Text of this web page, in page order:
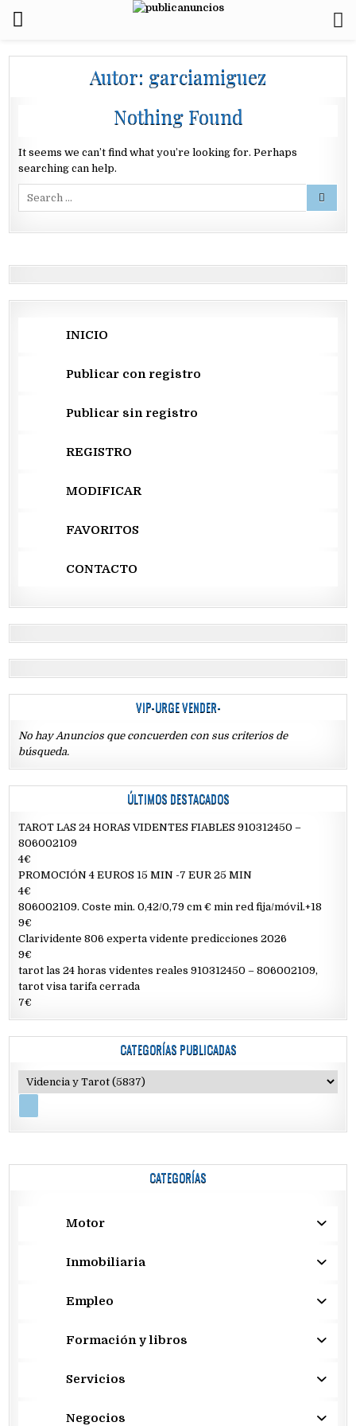
Autor: garciamiguez
Nothing Found
It seems we can’t find what you’re looking for. Perhaps
searching can help.
INICIO
Publicar con registro
Publicar sin registro
REGISTRO
MODIFICAR
FAVORITOS
CONTACTO
VIP-URGE VENDER-
No hay Anuncios que concuerden con sus criterios de
búsqueda.
ÚLTIMOS DESTACADOS
TAROT LAS 24 HORAS VIDENTES FIABLES 910312450 –
806002109
4€
PROMOCIÓN 4 EUROS 15 MIN -7 EUR 25 MIN
4€
806002109. Coste min. 0,42/0,79 cm € min red fija/móvil.+18
9€
Clarividente 806 experta vidente predicciones 2026
9€
tarot las 24 horas videntes reales 910312450 – 806002109,
tarot visa tarifa cerrada
7€
CATEGORÍAS PUBLICADAS
CATEGORÍAS
Motor
Inmobiliaria
Empleo
Formación y libros
Servicios
Negocios